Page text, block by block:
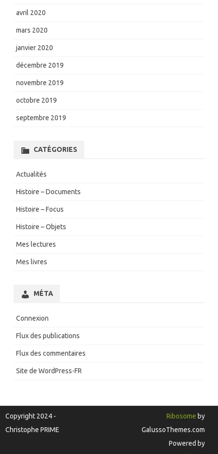
avril 2020
mars 2020
janvier 2020
décembre 2019
novembre 2019
octobre 2019
septembre 2019
CATÉGORIES
Actualités
Histoire – Documents
Histoire – Focus
Histoire – Objets
Mes lectures
Mes livres
MÉTA
Connexion
Flux des publications
Flux des commentaires
Site de WordPress-FR
Copyright 2024 -
Christophe PRIME
Ribosome by
GalussoThemes.com
Powered by